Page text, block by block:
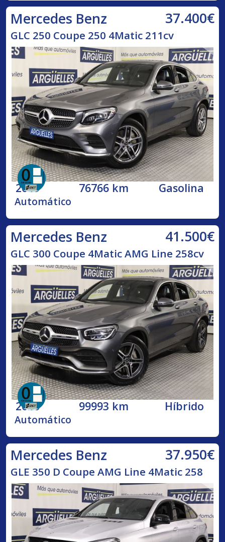
Mercedes Benz 37.400€
GLC 250 Coupe 250 4Matic 211cv
2019 76766 km Gasolina
Automático
Mercedes Benz 41.500€
GLC 300 Coupe 4Matic AMG Line 258cv
2020 99993 km Híbrido
Automático
Mercedes Benz 37.950€
GLE 350 D Coupe AMG Line 4Matic 258